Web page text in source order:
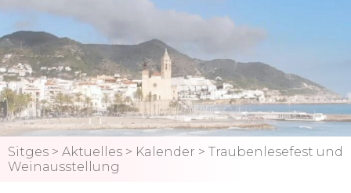
Sitges > Aktuelles > Kalender > Traubenlesefest und
Weinausstellung